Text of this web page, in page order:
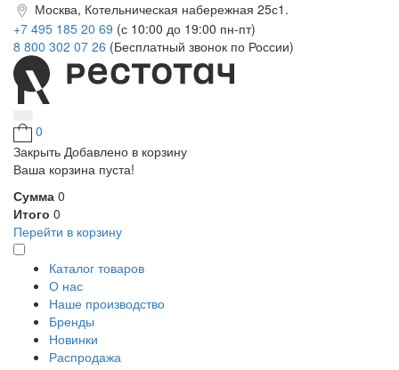
Москва, Котельническая набережная 25с1.
+7 495 185 20 69 (с 10:00 до 19:00 пн-пт)
8 800 302 07 26 (Бесплатный звонок по России)
0
Закрыть Добавлено в корзину
Ваша корзина пуста!
Сумма 0
Итого 0
Перейти в корзину
Каталог товаров
О нас
Наше производство
Бренды
Новинки
Распродажа